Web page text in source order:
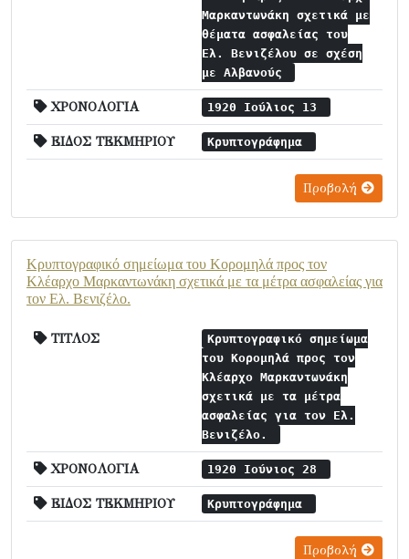
Μαρκαντωνάκη σχετικά με
θέματα ασφαλείας του
Ελ. Βενιζέλου σε σχέση
με Αλβανούς
ΧΡΟΝΟΛΟΓΙΑ 1920 Ιούλιος 13
ΕΙΔΟΣ ΤΕΚΜΗΡΙΟΥ Κρυπτογράφημα
Προβολή
Κρυπτογραφικό σημείωμα του Κορομηλά προς τον
Κλέαρχο Μαρκαντωνάκη σχετικά με τα μέτρα ασφαλείας για
τον Ελ. Βενιζέλο.
ΤΙΤΛΟΣ
Κρυπτογραφικό σημείωμα
του Κορομηλά προς τον
Κλέαρχο Μαρκαντωνάκη
σχετικά με τα μέτρα
ασφαλείας για τον Ελ.
Βενιζέλο.
ΧΡΟΝΟΛΟΓΙΑ 1920 Ιούνιος 28
ΕΙΔΟΣ ΤΕΚΜΗΡΙΟΥ Κρυπτογράφημα
Προβολή